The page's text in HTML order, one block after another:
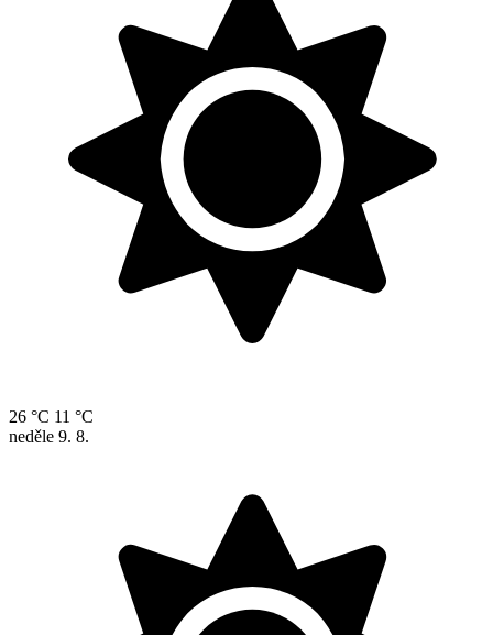
26 °C 11 °C
neděle 9. 8.